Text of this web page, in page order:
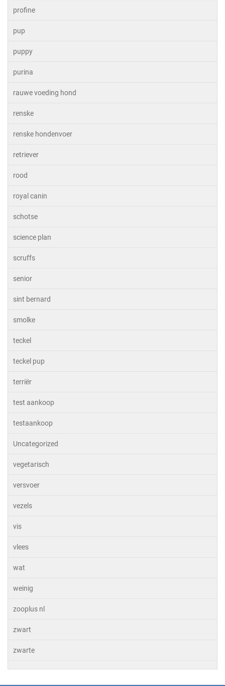
profine
pup
puppy
purina
rauwe voeding hond
renske
renske hondenvoer
retriever
rood
royal canin
schotse
science plan
scruffs
senior
sint bernard
smolke
teckel
teckel pup
terriër
test aankoop
testaankoop
Uncategorized
vegetarisch
versvoer
vezels
vis
vlees
wat
weinig
zooplus nl
zwart
zwarte